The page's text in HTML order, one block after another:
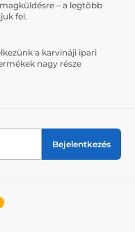
– a legtöbb
fel.
a karvináji ipari
nagy része
Bejelentkezés